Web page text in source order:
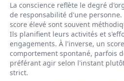
La conscience reflète le degré
de responsabilité d'une
score élevé sont souvent
Ils planifient leurs activités et
engagements. À l'inverse, un
comportement spontané, parfois
préférant agir selon l'instant
strict.